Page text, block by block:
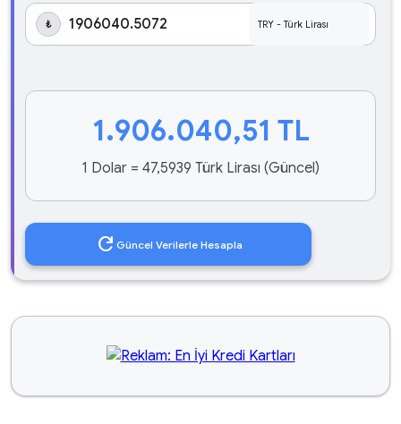
₺
1.906.040,51 TL
1 Dolar = 47,5939 Türk Lirası (Güncel)
refresh Güncel Verilerle Hesapla